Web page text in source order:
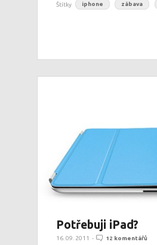
Štítky iphone zábava
Potřebuji iPad?
16. 09. 2011 - 12 komentářů